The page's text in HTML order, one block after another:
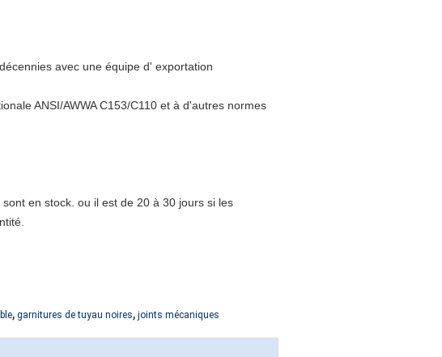
avec une équipe d' exportation
ANSI/AWWA C153/C110 et à d'autres normes
en stock. ou il est de 20 à 30 jours si les
, garnitures de tuyau noires, joints mécaniques